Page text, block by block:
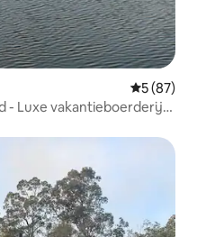
5 (87)
- Luxe vakantieboerderij